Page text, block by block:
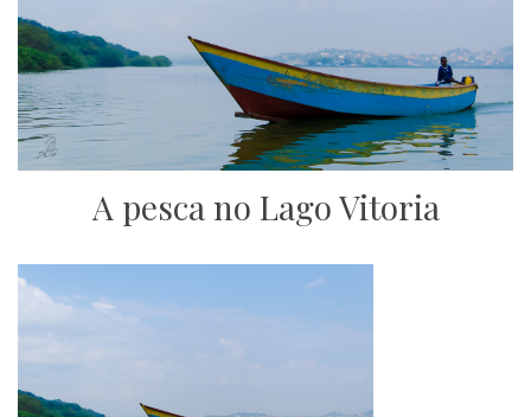
A pesca no Lago Vitoria